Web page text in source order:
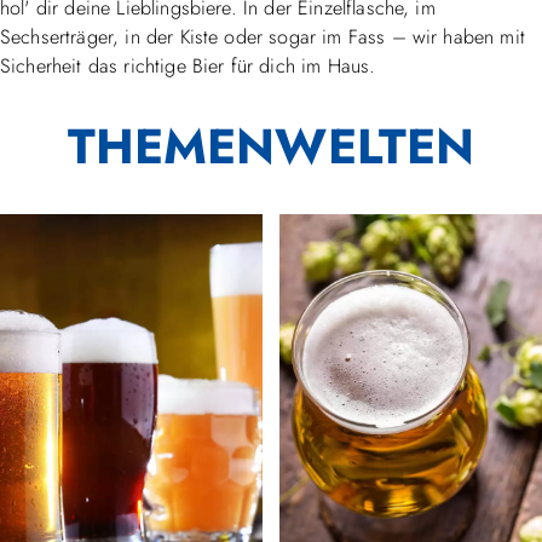
hol' dir deine Lieblingsbiere. In der Einzelflasche, im
Sechserträger, in der Kiste oder sogar im Fass – wir haben mit
Sicherheit das richtige Bier für dich im Haus.
THEMENWELTEN